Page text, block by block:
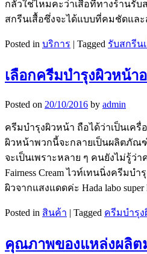
กลัวใช่ไหมคะว่าเสื้อที่ทางร้านรับ
สกรีนเสื้อซึ่งจะได้แบบที่คมชัดแล
Posted in บริการ | Tagged รับสกรีน
เลือกครีมบำรุงผิวหน้า
Posted on 20/10/2016 by admin
ครีมบำรุงผิวหน้า ถือได้ว่าเป็นเค
ผิวหน้าพวกนี้จะกลายเป็นผลิตภัณ
จะเป็นเพราะหลาย ๆ คนยังไม่รู้ว่
Fairness Cream ไวท์เทนนิ่งครี
ผิวจากแสงแดดค่ะ Hada labo super
Posted in สินค้า | Tagged ครีมบำรุ
คุณภาพของแหล่งผลิต